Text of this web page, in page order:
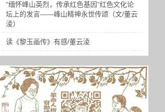
“缅怀峰山英烈，传承红色基因”红色文化论
坛上的发言——峰山精神永世传颂（文/董云
淩）
读《黎玉画传》有感/董云淩